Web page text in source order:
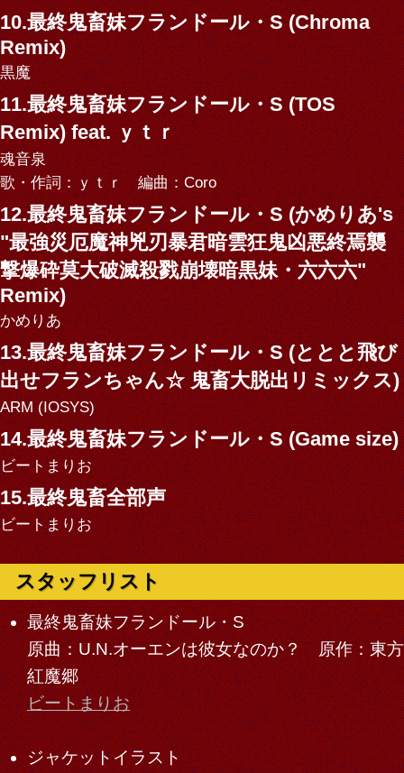
10.最終鬼畜妹フランドール・S (Chroma
Remix)
黒魔
11.最終鬼畜妹フランドール・S (TOS
Remix) feat. ｙｔｒ
魂音泉
歌・作詞：ｙｔｒ 編曲：Coro
12.最終鬼畜妹フランドール・S (かめりあ's
"最強災厄魔神兇刃暴君暗雲狂鬼凶悪終焉襲
撃爆砕莫大破滅殺戮崩壊暗黒妹・六六六"
Remix)
かめりあ
13.最終鬼畜妹フランドール・S (ととと飛び
出せフランちゃん☆ 鬼畜大脱出リミックス)
ARM (IOSYS)
14.最終鬼畜妹フランドール・S (Game size)
ビートまりお
15.最終鬼畜全部声
ビートまりお
スタッフリスト
最終鬼畜妹フランドール・S
原曲：U.N.オーエンは彼女なのか？ 原作：東方
紅魔郷
ビートまりお
ジャケットイラスト